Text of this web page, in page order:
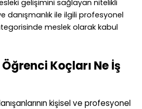
gelişimini sağlayan nitelikli
danışmanlık ile ilgili profesyonel
meslek olarak kabul
Öğrenci Koçları Ne İş
kişisel ve profesyonel